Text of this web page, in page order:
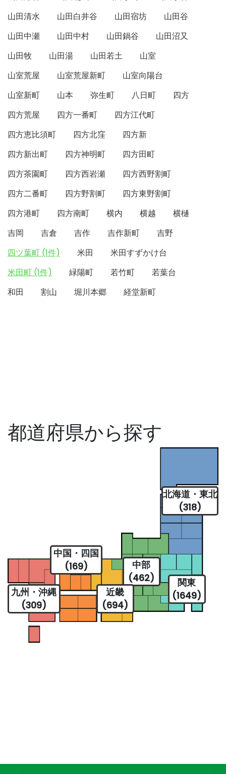
山田清水
山田白井谷 山田宿坊
山田谷
山田中瀬
山田中村 山田鍋谷
山田沼又
山田牧
山田湯 山田若土
山室
山室荒屋
山室荒屋新町
山室向陽台
山室新町
山本 弥生町 八日町
四方
四方荒屋
四方一番町
四方江代町
四方恵比須町
四方北窪
四方新
四方新出町
四方神明町
四方田町
四方茶園町
四方西岩瀬
四方西野割町
四方二番町
四方野割町
四方東野割町
四方港町
四方南町 横内 横越
横樋
吉岡
吉倉 吉作 吉作新町
吉野
四ツ葉町 (1件)
米田
米田すずかけ台
米田町 (1件)
緑陽町 若竹町
若葉台
和田
割山 堀川本郷 経堂新町
都道府県から探す
北海道・東北
(318)
関東
(1649)
中部
(462)
近畿
(694)
中国・四国
(169)
九州・沖縄
(309)